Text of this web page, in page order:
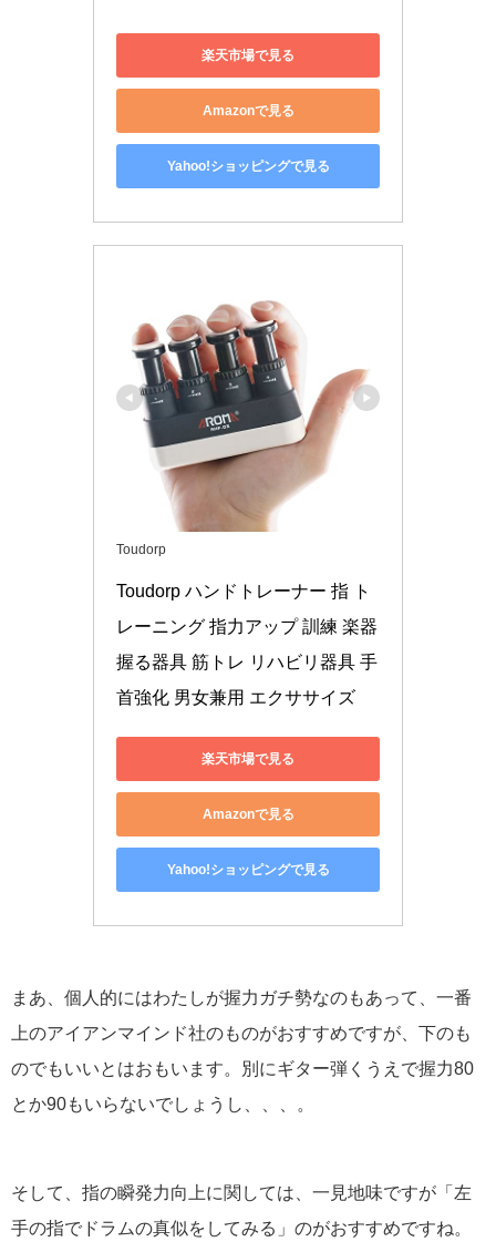
楽天市場で見る
Amazonで見る
Yahoo!ショッピングで見る
Toudorp
Toudorp ハンドトレーナー 指 ト
レーニング 指力アップ 訓練 楽器
握る器具 筋トレ リハビリ器具 手
首強化 男女兼用 エクササイズ
楽天市場で見る
Amazonで見る
Yahoo!ショッピングで見る
まあ、個人的にはわたしが握力ガチ勢なのもあって、一番
上のアイアンマインド社のものがおすすめですが、下のも
のでもいいとはおもいます。別にギター弾くうえで握力80
とか90もいらないでしょうし、、、。
そして、指の瞬発力向上に関しては、一見地味ですが「左
手の指でドラムの真似をしてみる」のがおすすめですね。